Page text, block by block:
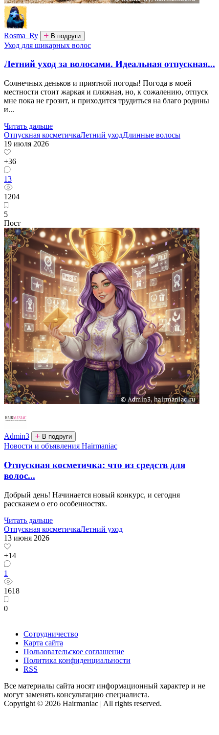
Rosma_Ry В подруги
Уход для шикарных волос
Летний уход за волосами. Идеальная отпускная...
Солнечных деньков и приятной погоды! Погода в моей
местности стоит жаркая и пляжная, но, к сожалению, отпуск
мне пока не грозит, и приходится трудиться на благо родины
и...
Читать дальше
Отпускная косметичкаЛетний уходДлинные волосы
19 июля 2026
+36
13
1204
5
Пост
Admin3 В подруги
Новости и объявления Hairmaniac
Отпускная косметичка: что из средств для
волос...
Добрый день! Начинается новый конкурс, и сегодня
расскажем о его особенностях.
Читать дальше
Отпускная косметичкаЛетний уход
13 июня 2026
+14
1
1618
0
Сотрудничество
Карта сайта
Пользовательское соглашение
Политика конфиденциальности
RSS
Все материалы сайта носят информационный характер и не
могут заменять консультацию специалиста.
Copyright © 2026 Hairmaniac | All rights reserved.